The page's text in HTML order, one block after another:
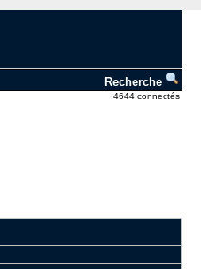
Recherche
4644 connectés